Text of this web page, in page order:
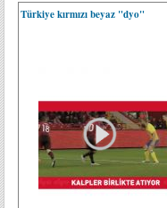
Türkiye kırmızı beyaz "dyo"